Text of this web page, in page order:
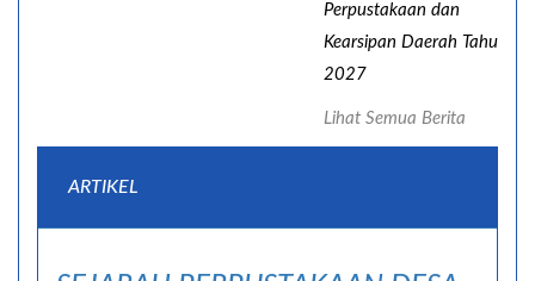
Perpustakaan dan
Kearsipan Daerah Tahun
2027
Lihat Semua Berita
ARTIKEL